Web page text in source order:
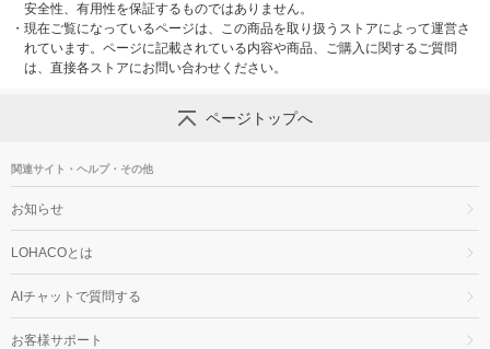
安全性、有用性を保証するものではありません。
・ 現在ご覧になっているページは、この商品を取り扱うストアによって運営さ
れています。ページに記載されている内容や商品、ご購入に関するご質問
は、直接各ストアにお問い合わせください。
ページトップへ
関連サイト・ヘルプ・その他
お知らせ
LOHACOとは
AIチャットで質問する
お客様サポート